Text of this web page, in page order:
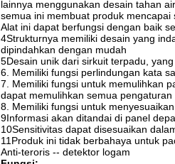
lainnya menggunakan desain tahan air,
semua ini membuat produk
Alat ini dapat berfungsi dengan baik
4Strukturnya memiliki desain yang
dipindahkan dengan mudah
5Desain unik dari sirkuit terpadu,
6. Memiliki fungsi perlindungan kata
7. Memiliki fungsi untuk memulihkan
dapat memulihkan semua
8. Memiliki fungsi untuk
9Informasi akan ditandai di panel
10Sensitivitas dapat disesuaikan
11Produk ini tidak berbahaya untuk
Anti-teroris -- detektor logam